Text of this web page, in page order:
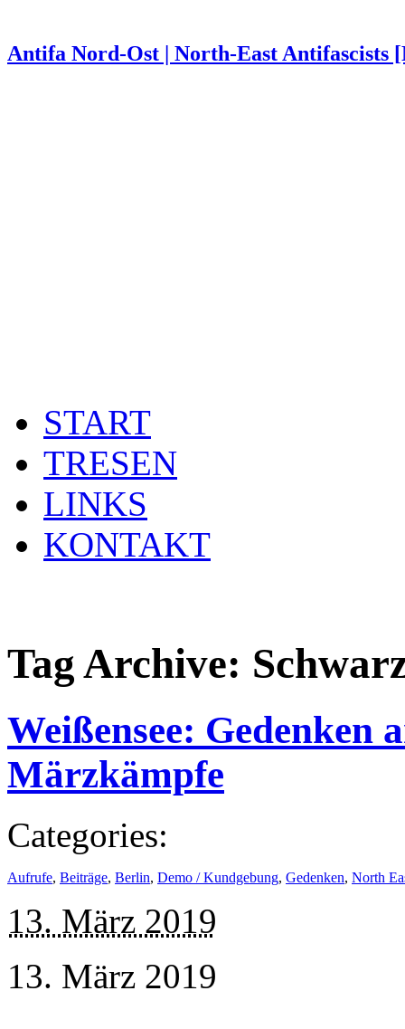
Antifa Nord-Ost | North-East Antifascists
START
TRESEN
LINKS
KONTAKT
Tag Archive:
Weißensee: Gedenken
Märzkämpfe
Categories:
Aufrufe, Beiträge, Berlin, Demo / Kundgebung, Gedenken, North
13. März 2019
13. März 2019